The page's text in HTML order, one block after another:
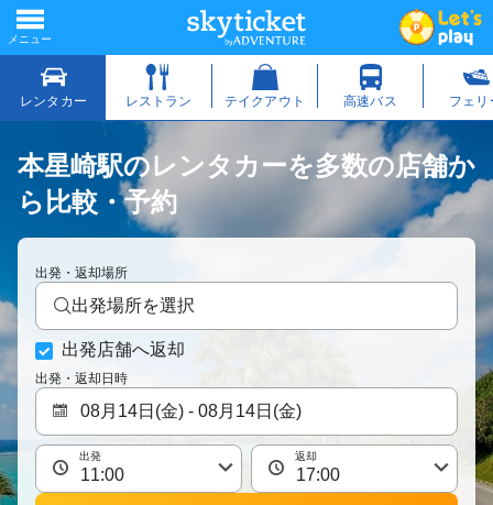
本星崎駅のレンタカーを多数の店舗か
ら比較・予約
出発・返却場所
出発場所を選択
出発店舗へ返却
出発・返却日時
出発 返却